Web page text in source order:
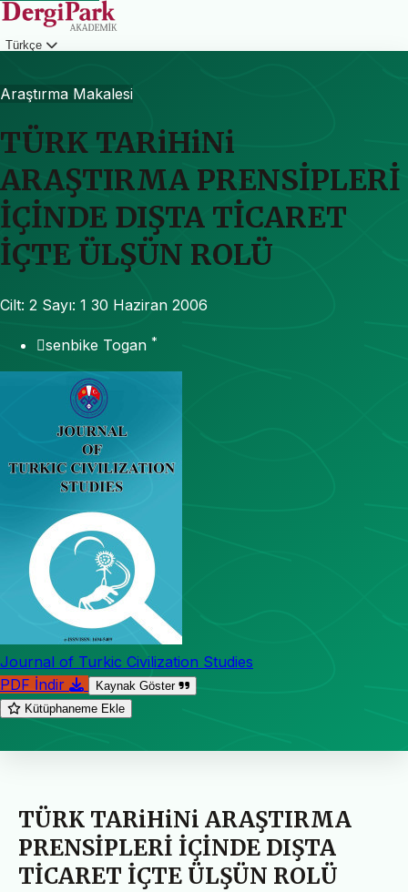
Türkçe
Araştırma Makalesi
TÜRK TARiHiNi
ARAŞTIRMA PRENSİPLERİ
İÇİNDE DIŞTA TİCARET
İÇTE ÜLŞÜN ROLÜ
Cilt: 2 Sayı: 1 30 Haziran 2006
􏰀senbike Togan *
Journal of Turkic Civilization Studies
PDF İndir
Kaynak Göster
Kütüphaneme Ekle
TÜRK TARiHiNi ARAŞTIRMA
PRENSİPLERİ İÇİNDE DIŞTA
TİCARET İÇTE ÜLŞÜN ROLÜ